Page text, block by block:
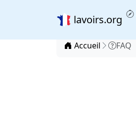
lavoirs.org
Accueil FAQ